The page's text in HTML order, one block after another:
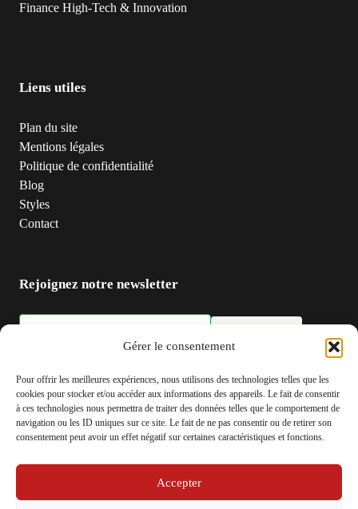
Gérer le consentement
Pour offrir les meilleures expériences, nous utilisons des technologies telles que les
cookies pour stocker et/ou accéder aux informations des appareils. Le fait de consentir
à ces technologies nous permettra de traiter des données telles que le comportement de
navigation ou les ID uniques sur ce site. Le fait de ne pas consentir ou de retirer son
consentement peut avoir un effet négatif sur certaines caractéristiques et fonctions.
Accepter
Finance High-Tech & Innovation
Liens utiles
Plan du site
Mentions légales
Politique de confidentialité
Blog
Styles
Contact
Rejoignez notre newsletter